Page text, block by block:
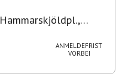
Hammarskjöldpl.,
ANMELDEFRIST
VORBEI